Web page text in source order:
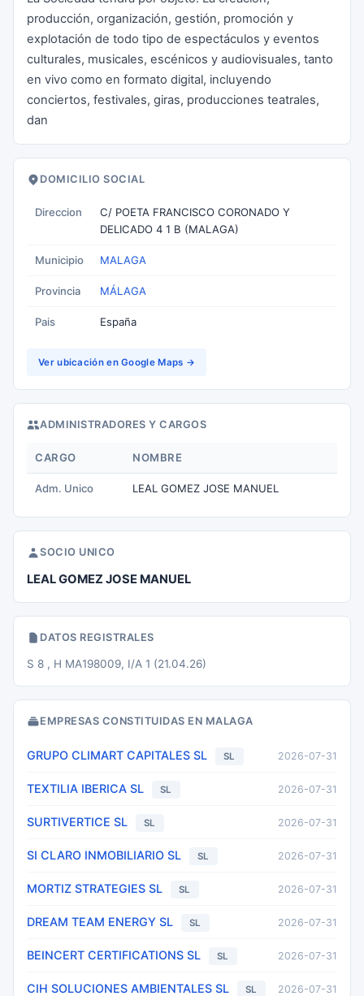
producción, organización, gestión, promoción y
explotación de todo tipo de espectáculos y eventos
culturales, musicales, escénicos y audiovisuales, tanto
en vivo como en formato digital, incluyendo
conciertos, festivales, giras, producciones teatrales,
dan
DOMICILIO SOCIAL
Direccion
C/ POETA FRANCISCO CORONADO Y
DELICADO 4 1 B (MALAGA)
Municipio MALAGA
Provincia MÁLAGA
Pais España
Ver ubicación en Google Maps →
ADMINISTRADORES Y CARGOS
CARGO NOMBRE
Adm. Unico LEAL GOMEZ JOSE MANUEL
SOCIO UNICO
LEAL GOMEZ JOSE MANUEL
DATOS REGISTRALES
S 8 , H MA198009, I/A 1 (21.04.26)
EMPRESAS CONSTITUIDAS EN MALAGA
GRUPO CLIMART CAPITALES SL SL 2026-07-31
TEXTILIA IBERICA SL SL 2026-07-31
SURTIVERTICE SL SL 2026-07-31
SI CLARO INMOBILIARIO SL SL 2026-07-31
MORTIZ STRATEGIES SL SL 2026-07-31
DREAM TEAM ENERGY SL SL 2026-07-31
BEINCERT CERTIFICATIONS SL SL 2026-07-31
CIH SOLUCIONES AMBIENTALES SL SL 2026-07-31